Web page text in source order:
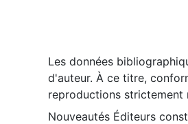
Les données
d'auteur. À ce titre,
reproductions strictement
Nouveautés Éditeurs